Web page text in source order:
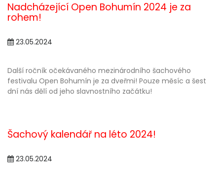
Nadcházející Open Bohumín 2024 je za
rohem!
23.05.2024
Další ročník očekávaného mezinárodního šachového
festivalu Open Bohumín je za dveřmi! Pouze měsíc a šest
dní nás dělí od jeho slavnostního začátku!
Šachový kalendář na léto 2024!
23.05.2024